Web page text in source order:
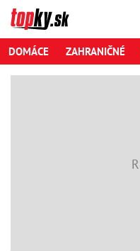
DOMÁCE ZAHRANIČNÉ